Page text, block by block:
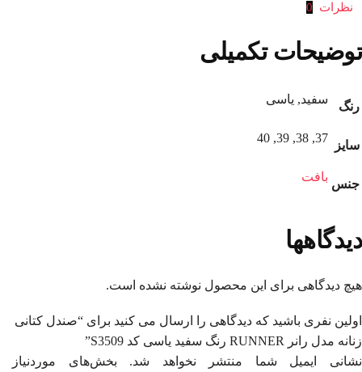
نظرات
0
توضیحات تکمیلی
رنگ
سفید, یاسی
سایز
37, 38, 39, 40
جنس
بافت
دیدگاهها
هیچ دیدگاهی برای این محصول نوشته نشده است.
اولین نفری باشید که دیدگاهی را ارسال می کنید برای “صندل کتانی
زنانه مدل رانر RUNNER رنگ سفید یاسی کد S3509”
نشانی ایمیل شما منتشر نخواهد شد.
بخش‌های موردنیاز